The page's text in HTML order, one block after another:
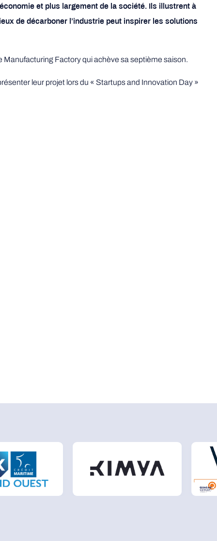
et plus largement de la société. Ils illustrent à
de décarboner l’industrie peut inspirer les solutions
Factory qui achève sa septième saison.
leur projet lors du « Startups and Innovation Day »